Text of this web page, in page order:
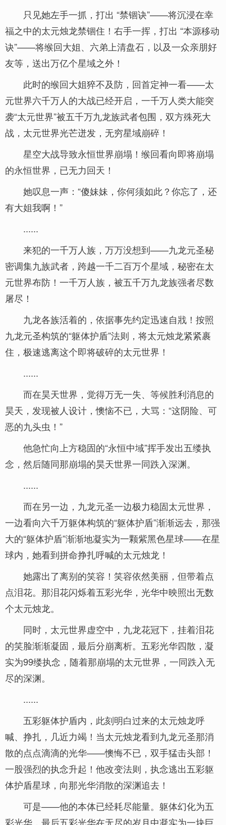
只见她左手一抓，打出 “禁锢诀”——将沉浸在幸
福之中的太元烛龙禁锢住！右手一挥，打出 “本源移动
诀”——将缑回大姐、六弟上清盘石，以及一众亲朋好
友等，送出万亿个星域之外！
此时的缑回大姐猝不及防，回首定神一看——太
元世界六千万人的大战已经开启，一千万人类大能突
袭“太元世界”被五千万九龙族武者包围，双方殊死大
战，太元世界光芒迸发，无穷星域崩碎！
星空大战导致永恒世界崩塌！缑回看向即将崩塌
的永恒世界，已无力回天！
她叹息一声：“傻妹妹，你何须如此？你忘了，还
有大姐我啊！”
......
来犯的一千万人族，万万没想到——九龙元圣秘
密调集九族武者，跨越一千二百万个星域，秘密在太
元世界布防！一千万人族，被五千万九龙族强者尽数
屠尽！
九龙各族活着的，依据事先约定迅速自戕！按照
九龙元圣构筑的“躯体护盾”法则，将太元烛龙紧紧裹
住，极速逃离这个即将破碎的太元世界！
......
而在昊天世界，觉得万无一失、等候胜利消息的
昊天，发现被人设计，懊恼不已，大骂：“这阴险、可
恶的九头虫！”
他急忙向上方稳固的“永恒中域”挥手发出五缕执
念，然后随同那崩塌的昊天世界一同跌入深渊。
......
而在另一边，九龙元圣一边极力稳固太元世界，
一边看向六千万躯体构筑的“躯体护盾”渐渐远去，那强
大的“躯体护盾”渐渐地凝实为一颗紫黑色星球——在星
球内，她看到拼命挣扎呼喊的太元烛龙！
她露出了离别的笑容！笑容依然美丽，但带着点
点泪花。那泪花闪烁着五彩光华，光华中映照出无数
个太元烛龙。
同时，太元世界虚空中，九龙花冠下，挂着泪花
的笑脸渐渐凝固，最后分崩离析。五彩光华四散，凝
实为99缕执念，随着那崩塌的太元世界，一同跌入无
尽的深渊。
......
五彩躯体护盾内，此刻明白过来的太元烛龙呼
喊、挣扎，几近力竭！当太元烛龙看到九龙元圣那消
散的点点滴滴的光华——懊悔不已，双手猛击头部！
一股强烈的执念升起！他改变法则，执念逃出五彩躯
体护盾星球，向那光华消散的深渊追去！
可是——他的本体已经耗尽能量。躯体幻化为五
彩光华，最后五彩光华在无尽的岁月中凝实为一块巨